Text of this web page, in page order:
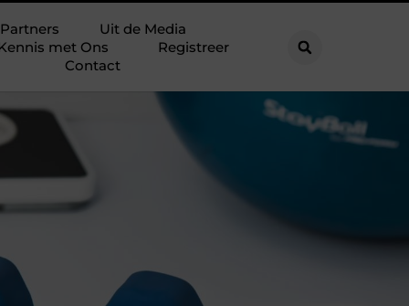
Partners
Uit de Media
met Ons
Registreer
Contact